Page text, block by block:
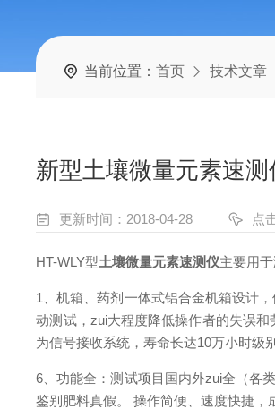
当前位置：首页 技术文章
新型土壤微量元素速
更新时间：2018-04-28 点
HT-WLY型土壤微量元素速测仪主要用
1、机箱 、药剂一体式铝合金机箱设计
动测试，zui大程度降低操作者的失误和
为信号接收系统，寿命长达10万小时级
6、功能全：测试项目国内外zui全（各
鉴别肥料真假。
操作简便、速度快捷，